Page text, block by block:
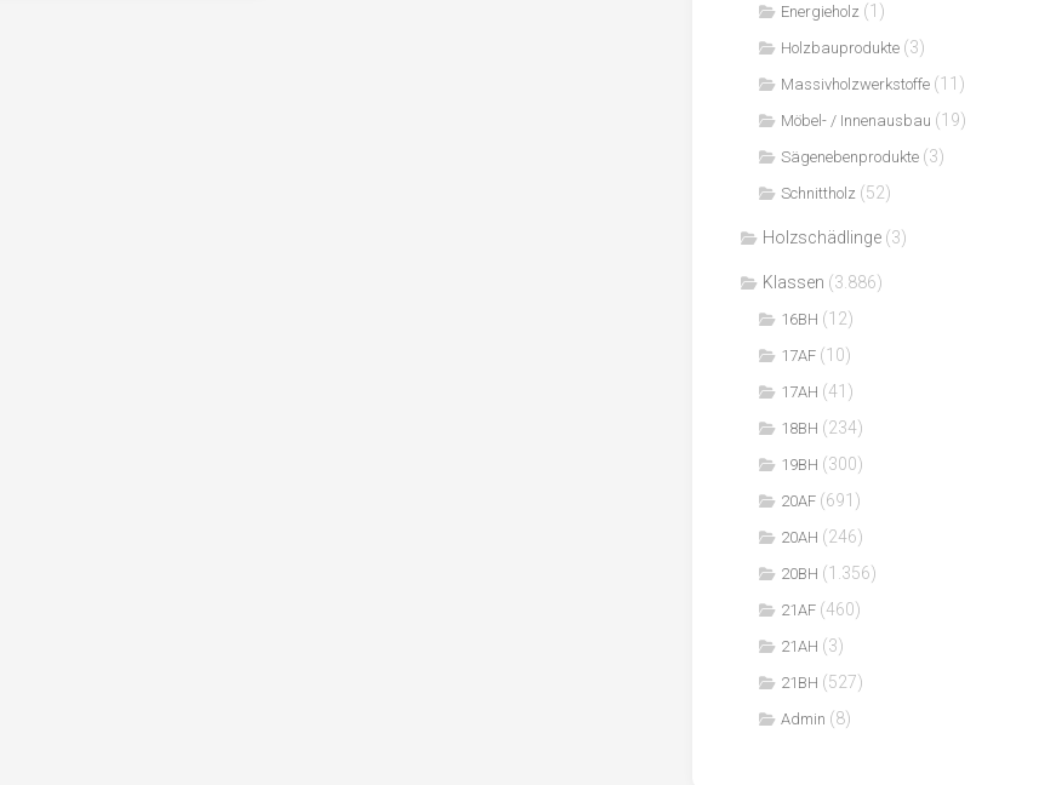
Energieholz (1)
Holzbauprodukte (3)
Massivholzwerkstoffe (11)
Möbel- / Innenausbau (19)
Sägenebenprodukte (3)
Schnittholz (52)
Holzschädlinge (3)
Klassen (3.886)
16BH (12)
17AF (10)
17AH (41)
18BH (234)
19BH (300)
20AF (691)
20AH (246)
20BH (1.356)
21AF (460)
21AH (3)
21BH (527)
Admin (8)